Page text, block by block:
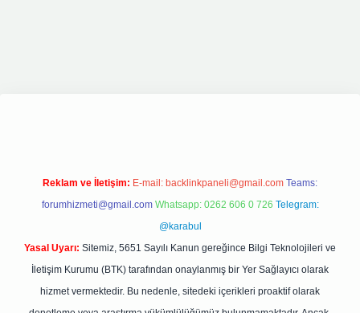
Reklam ve İletişim: E-mail: backlinkpaneli@gmail.com Teams:
forumhizmeti@gmail.com Whatsapp: 0262 606 0 726 Telegram:
@karabul
Yasal Uyarı: Sitemiz, 5651 Sayılı Kanun gereğince Bilgi Teknolojileri ve
İletişim Kurumu (BTK) tarafından onaylanmış bir Yer Sağlayıcı olarak
hizmet vermektedir. Bu nedenle, sitedeki içerikleri proaktif olarak